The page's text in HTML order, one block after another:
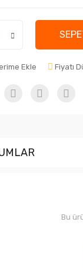
Ekle Fiyatı
Bu